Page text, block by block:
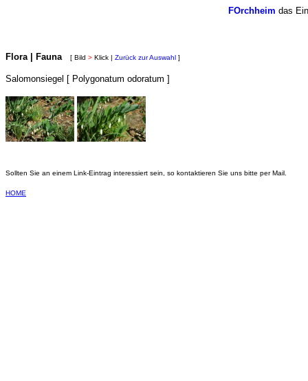
FOrchheim das
Flora | Fauna [ Bild > Klick | Zurück zur Auswahl ]
Salomonsiegel [ Polygonatum odoratum ]
Sollten Sie an einem Link-Eintrag interessiert sein, so kontaktieren Sie uns bitte per Mail.
HOME